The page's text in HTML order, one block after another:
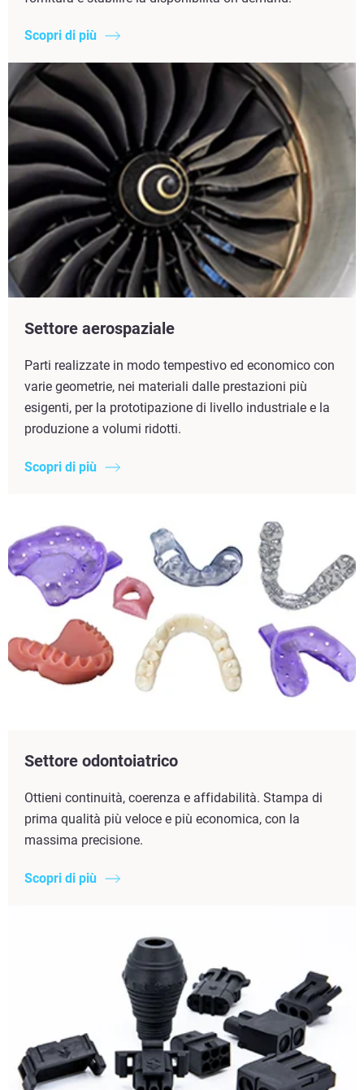
Scopri di più
Settore aerospaziale
Parti realizzate in modo tempestivo ed economico con
varie geometrie, nei materiali dalle prestazioni più
esigenti, per la prototipazione di livello industriale e la
produzione a volumi ridotti.
Scopri di più
Settore odontoiatrico
Ottieni continuità, coerenza e affidabilità. Stampa di
prima qualità più veloce e più economica, con la
massima precisione.
Scopri di più